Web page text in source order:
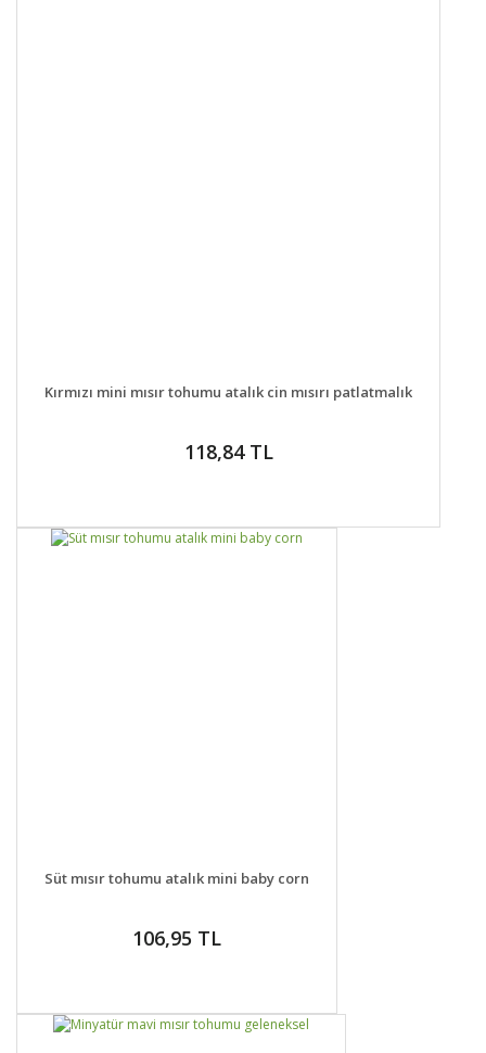
DETAYLAR
Kırmızı mini mısır tohumu atalık cin mısırı patlatmalık
118,84 TL
DETAYLAR
Süt mısır tohumu atalık mini baby corn
106,95 TL